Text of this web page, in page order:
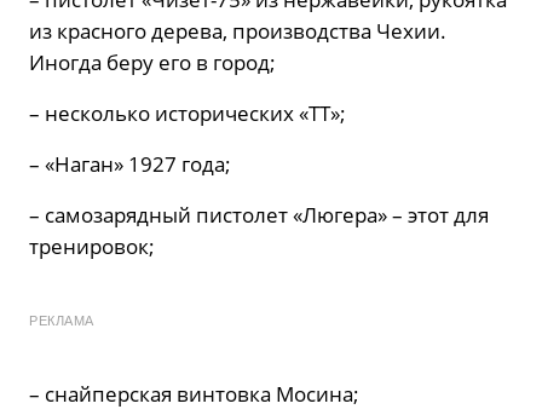
из красного дерева, производства Чехии.
Иногда беру его в город;
– несколько исторических «ТТ»;
– «Наган» 1927 года;
– самозарядный пистолет «Люгера» – этот для
тренировок;
РЕКЛАМА
– снайперская винтовка Мосина;